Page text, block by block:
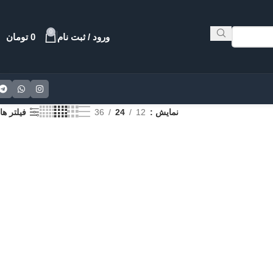
ورود / ثبت نام 0
0 تومان
نمایش 12
24
36 فیلتر ها